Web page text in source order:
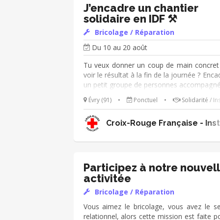
échanger avec les bénévoles :)) •
son savoir-faire avec les salariés pendant
suivi des travaux. Est-ce que ça vous parle ?
J’encadre un chantier
solidaire en IDF ⚒️
Bricolage / Réparation
Du 10 au 20 août
Tu veux donner un coup de main
voir le résultat à la fin de la journée ?
un petit groupe de personnes
par la Croix-Rouge française dans
réalisation de petits travaux dans un
d'accueil en Île-de-France. Peinture,
de meubles, déco, personnalisation
espaces, le temps d'une ou deux
Un bon niveau en bricolage est
-Évaluer les travaux à réaliser et valider
faisabilité en amont -Établir la liste
consommables à acheter -Encadrer
transmettre les gestes techniques
participants -Veiller à la sécurité sur
chantier -Accompagner le groupe
Évry (91) • Ponctuel • Solidarité /
Croix-Rouge Française -
Participez à notre
activitée
Bricolage / Réparation
Vous aimez le bricolage, vous avez le
relationnel, alors cette mission est faite